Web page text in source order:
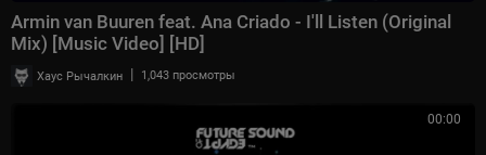
⁣Armin van Buuren feat. Ana Criado - I'll Listen (Original
Mix) [Music Video] [HD]
Хаус Рычалкин | 1,043 просмотры
00:00